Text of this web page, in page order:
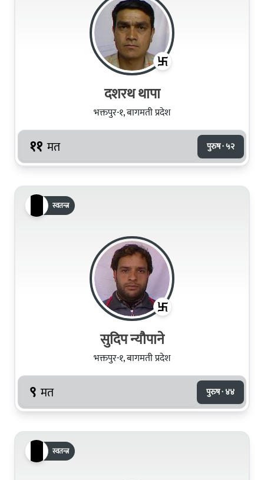
दशरथ थापा
भक्तपुर-१, बागमती प्रदेश
११ मत पुरुष · ५२
स्वतन्त्र
सुदिप न्यौपाने
भक्तपुर-१, बागमती प्रदेश
९ मत पुरुष · ४४
स्वतन्त्र